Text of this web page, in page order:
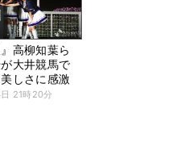
』高柳知葉ら
大井競馬で
しさに感激
21時20分